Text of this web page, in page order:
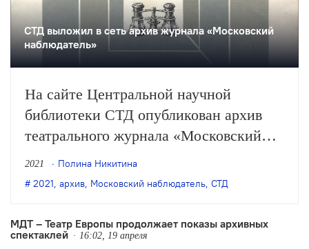
СТД выложил в сеть архив журнала «Московский
наблюдатель»
На сайте Центральной научной
библиотеки СТД опубликован архив
театрального журнала «Московский
наблюдатель» (1991–1998). Это начало
электронной библиотеки Союза
— ВТО).
2021
Полина Никитина
2021, архив, Московский наблюдатель, СТД
МДТ – Театр Европы продолжает показы архивных
спектаклей
16:02, 19 апреля